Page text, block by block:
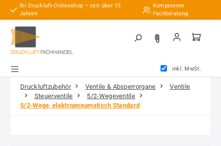
Zum Hauptinhalt springen
Ihr Druckluft-Onlineshop – seit über 15
Jahren
Kompetente
Fachberatung
inkl. MwSt.
Druckluftzubehör Ventile & Absperrorgane
Ventile
Steuerventile
5/2-Wegeventile
5/2-Wege, elektropneumatisch Standard